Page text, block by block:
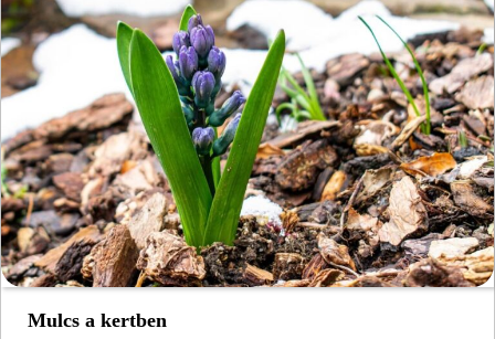
Mulcs a kertben